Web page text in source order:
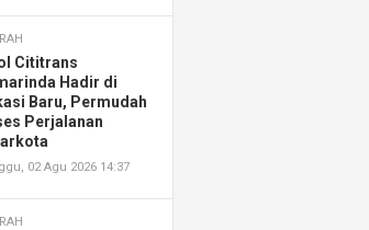
Cititrans
Hadir di
Baru, Permudah
Perjalanan
02 Agu 2026 14:37